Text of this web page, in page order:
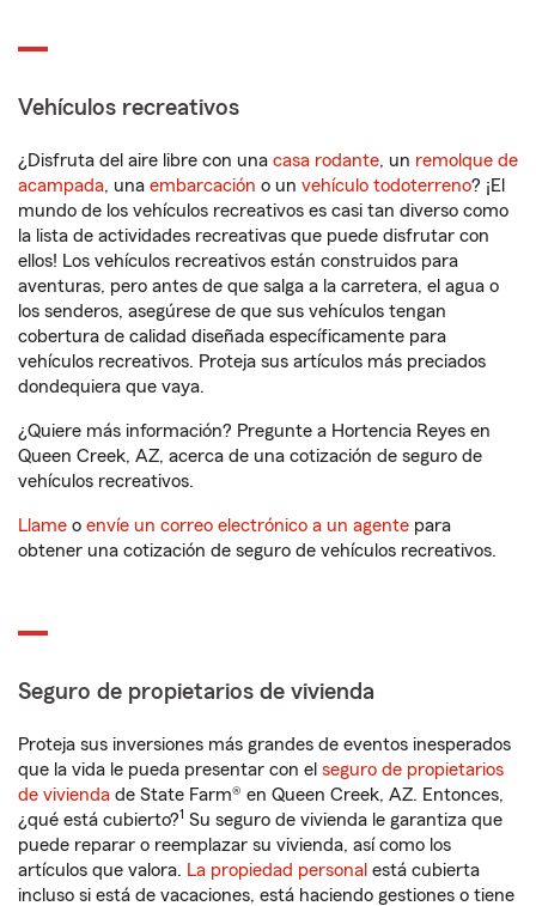
Vehículos recreativos
¿Disfruta del aire libre con una casa rodante, un remolque de
acampada, una embarcación o un vehículo todoterreno? ¡El
mundo de los vehículos recreativos es casi tan diverso como
la lista de actividades recreativas que puede disfrutar con
ellos! Los vehículos recreativos están construidos para
aventuras, pero antes de que salga a la carretera, el agua o
los senderos, asegúrese de que sus vehículos tengan
cobertura de calidad diseñada específicamente para
vehículos recreativos. Proteja sus artículos más preciados
dondequiera que vaya.
¿Quiere más información? Pregunte a Hortencia Reyes en
Queen Creek, AZ, acerca de una cotización de seguro de
vehículos recreativos.
Llame o envíe un correo electrónico a un agente para
obtener una cotización de seguro de vehículos recreativos.
Seguro de propietarios de vivienda
Proteja sus inversiones más grandes de eventos inesperados
que la vida le pueda presentar con el seguro de propietarios
de vivienda de State Farm® en Queen Creek, AZ. Entonces,
¿qué está cubierto?1 Su seguro de vivienda le garantiza que
puede reparar o reemplazar su vivienda, así como los
artículos que valora. La propiedad personal está cubierta
incluso si está de vacaciones, está haciendo gestiones o tiene